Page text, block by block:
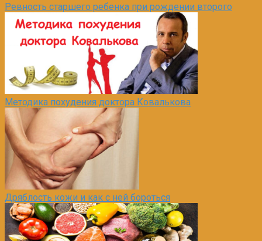
Ревность старшего ребенка при рождении второго
Методика похудения доктора Ковалькова
Дряблость кожи и как с ней бороться